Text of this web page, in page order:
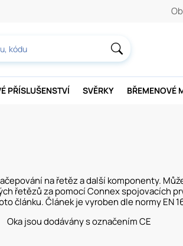
PŘÍSLUŠENSTVÍ SVĚRKY BŘEMENOVÉ
na řetěz a další komponenty.
řetězů za pomocí Connex spojovacích
článku. Článek je vyroben dle normy EN
Oka jsou dodávány s označením CE